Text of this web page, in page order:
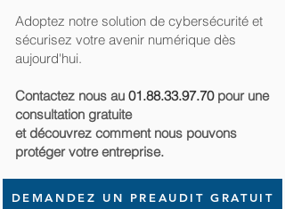
Adoptez notre solution de cybersécurité et
sécurisez votre avenir numérique dès
aujourd'hui.
Contactez nous au 01.88.33.97.70 pour une
consultation gratuite
et découvrez comment nous pouvons
protéger votre entreprise.
DEMANDEZ UN PREAUDIT GRATUIT